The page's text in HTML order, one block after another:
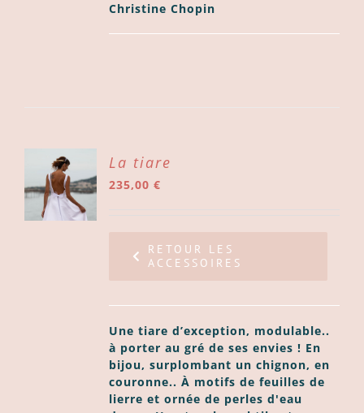
Christine Chopin
La tiare
235,00€
RETOUR LES
ACCESSOIRES
Une tiare d’exception, modulable..
à porter au gré de ses envies ! En
bijou, surplombant un chignon, en
couronne.. À motifs de feuilles de
lierre et ornée de perles d'eau